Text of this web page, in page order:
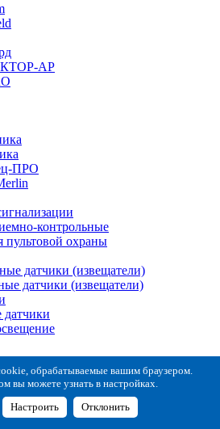
АР
ПРО
контрольные
охраны
датчики (извещатели)
датчики (извещатели)
извещений
монтажные материалы
коммутационные
для извещателей
обрабатываемые вашим браузером.
вы можете узнать в настройках.
Настроить Отклонить